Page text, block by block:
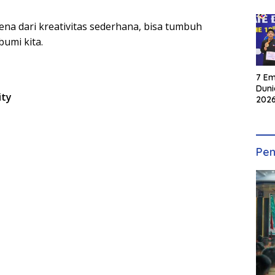
dari kreativitas sederhana, bisa tumbuh
kita.
7